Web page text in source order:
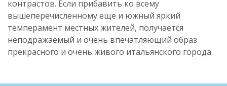
контрастов. Если прибавить ко всему
вышеперечисленному еще и южный яркий
темперамент местных жителей, получается
неподражаемый и очень впечатляющий образ
прекрасного и очень живого итальянского города.